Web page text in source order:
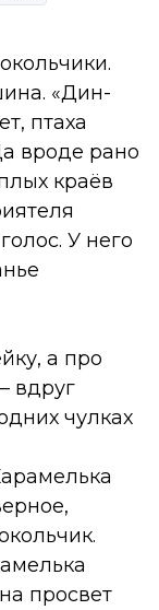
«Дин-
птаха
вроде рано
краёв
У него
а про
вдруг
чулках
просвет